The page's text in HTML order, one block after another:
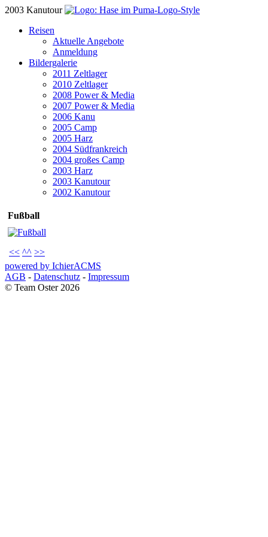
2003 Kanutour
Reisen
Aktuelle Angebote
Anmeldung
Bildergalerie
2011 Zeltlager
2010 Zeltlager
2008 Power & Media
2007 Power & Media
2006 Kanu
2005 Camp
2005 Harz
2004 Südfrankreich
2004 großes Camp
2003 Harz
2003 Kanutour
2002 Kanutour
Fußball
<< ^^ >>
powered by IchierACMS
AGB - Datenschutz - Impressum
© Team Oster 2026